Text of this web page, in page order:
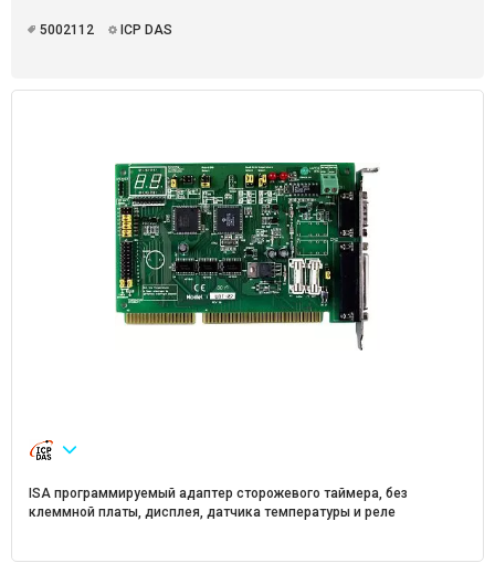
5002112 ICP DAS
ISA программируемый адаптер сторожевого таймера, без
клеммной платы, дисплея, датчика температуры и реле